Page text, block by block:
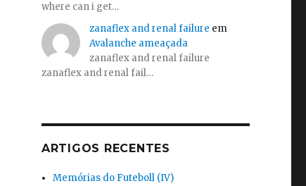
where can i get…
zanaflex and renal failure em
Avalanche ameaçada
zanaflex and renal failure
zanaflex and renal fail…
ARTIGOS RECENTES
Memórias do Futeboll (IV)